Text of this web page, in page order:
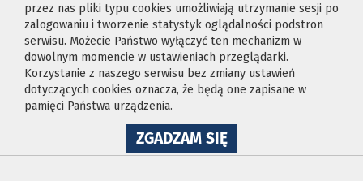
przez nas pliki typu cookies umożliwiają utrzymanie sesji po
zalogowaniu i tworzenie statystyk oglądalności podstron
serwisu. Możecie Państwo wyłączyć ten mechanizm w
dowolnym momencie w ustawieniach przeglądarki.
Korzystanie z naszego serwisu bez zmiany ustawień
dotyczących cookies oznacza, że będą one zapisane w
pamięci Państwa urządzenia.
ZGADZAM SIĘNA
WYKORZYSTANIE